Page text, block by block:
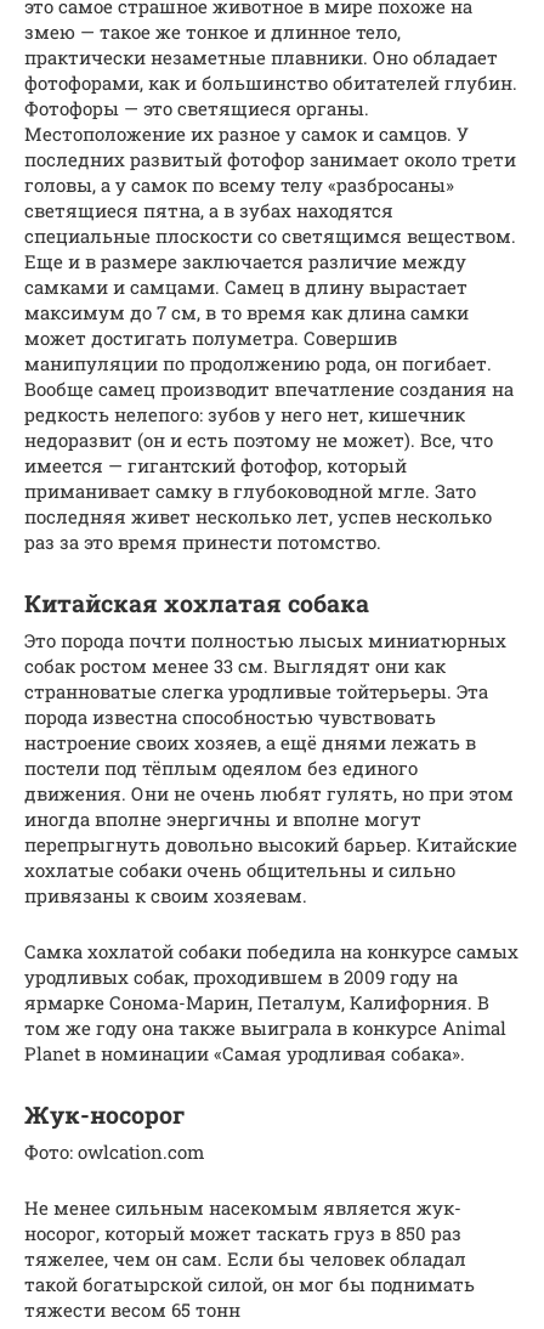
это самое страшное животное в мире похоже на
змею — такое же тонкое и длинное тело,
практически незаметные плавники. Оно обладает
фотофорами, как и большинство обитателей глубин.
Фотофоры — это светящиеся органы.
Местоположение их разное у самок и самцов. У
последних развитый фотофор занимает около трети
головы, а у самок по всему телу «разбросаны»
светящиеся пятна, а в зубах находятся
специальные плоскости со светящимся веществом.
Еще и в размере заключается различие между
самками и самцами. Самец в длину вырастает
максимум до 7 см, в то время как длина самки
может достигать полуметра. Совершив
манипуляции по продолжению рода, он погибает.
Вообще самец производит впечатление создания на
редкость нелепого: зубов у него нет, кишечник
недоразвит (он и есть поэтому не может). Все, что
имеется — гигантский фотофор, который
приманивает самку в глубоководной мгле. Зато
последняя живет несколько лет, успев несколько
раз за это время принести потомство.
Китайская хохлатая собака
Это порода почти полностью лысых миниатюрных
собак ростом менее 33 см. Выглядят они как
странноватые слегка уродливые тойтерьеры. Эта
порода известна способностью чувствовать
настроение своих хозяев, а ещё днями лежать в
постели под тёплым одеялом без единого
движения. Они не очень любят гулять, но при этом
иногда вполне энергичны и вполне могут
перепрыгнуть довольно высокий барьер. Китайские
хохлатые собаки очень общительны и сильно
привязаны к своим хозяевам.
Самка хохлатой собаки победила на конкурсе самых
уродливых собак, проходившем в 2009 году на
ярмарке Сонома-Марин, Петалум, Калифорния. В
том же году она также выиграла в конкурсе Animal
Planet в номинации «Самая уродливая собака».
Жук-носорог
Фото: owlcation.com
Не менее сильным насекомым является жук-
носорог, который может таскать груз в 850 раз
тяжелее, чем он сам. Если бы человек обладал
такой богатырской силой, он мог бы поднимать
тяжести весом 65 тонн